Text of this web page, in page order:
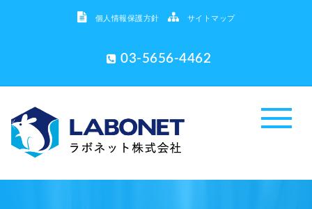
個人情報保護方針 サイトマップ
03-5656-4462